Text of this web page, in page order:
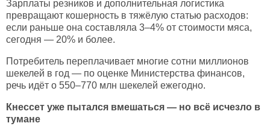
Зарплаты резников и дополнительная логистика
превращают кошерность в тяжёлую статью расходов:
если раньше она составляла 3–4% от стоимости мяса,
сегодня — 20% и более.
Потребитель переплачивает многие сотни миллионов
шекелей в год — по оценке Министерства финансов,
речь идёт о 550–770 млн шекелей ежегодно.
Кнессет уже пытался вмешаться — но всё исчезло в
тумане